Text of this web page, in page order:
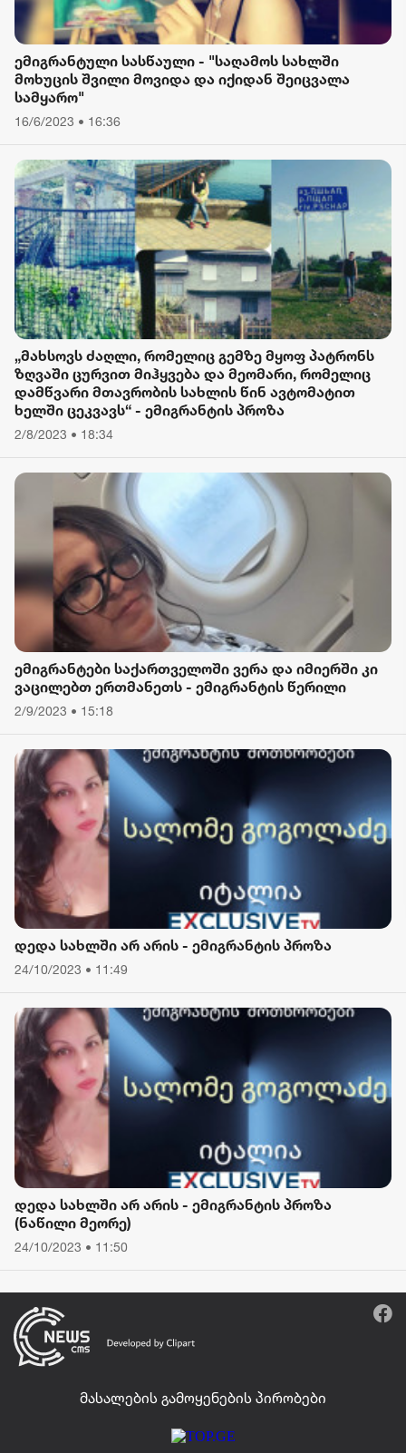
ემიგრანტული სასწაული - "საღამოს სახლში
მოხუცის შვილი მოვიდა და იქიდან შეიცვალა
სამყარო"
16/6/2023 • 16:36
„მახსოვს ძაღლი, რომელიც გემზე მყოფ პატრონს
ზღვაში ცურვით მიჰყვება და მეომარი, რომელიც
დამწვარი მთავრობის სახლის წინ ავტომატით
ხელში ცეკვავს“ - ემიგრანტის პროზა
2/8/2023 • 18:34
ემიგრანტები საქართველოში ვერა და იმიერში კი
ვაცილებთ ერთმანეთს - ემიგრანტის წერილი
2/9/2023 • 15:18
დედა სახლში არ არის - ემიგრანტის პროზა
24/10/2023 • 11:49
დედა სახლში არ არის - ემიგრანტის პროზა
(ნაწილი მეორე)
24/10/2023 • 11:50
მასალების გამოყენების პირობები